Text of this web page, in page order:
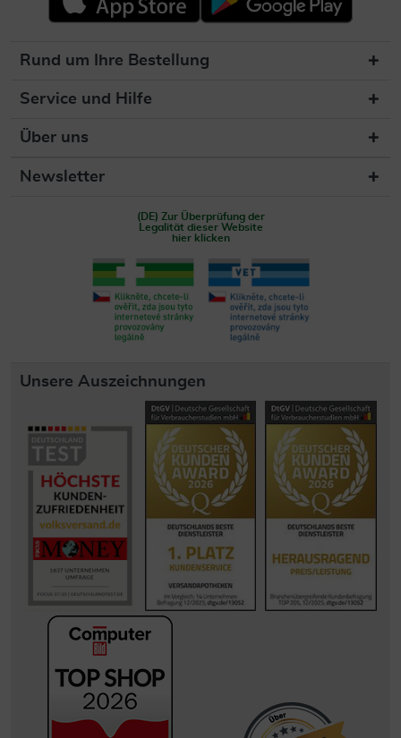
Rund um Ihre Bestellung
Service und Hilfe
Über uns
Newsletter
(DE) Zur Überprüfung der
Legalität dieser Website
hier klicken
Unsere Auszeichnungen